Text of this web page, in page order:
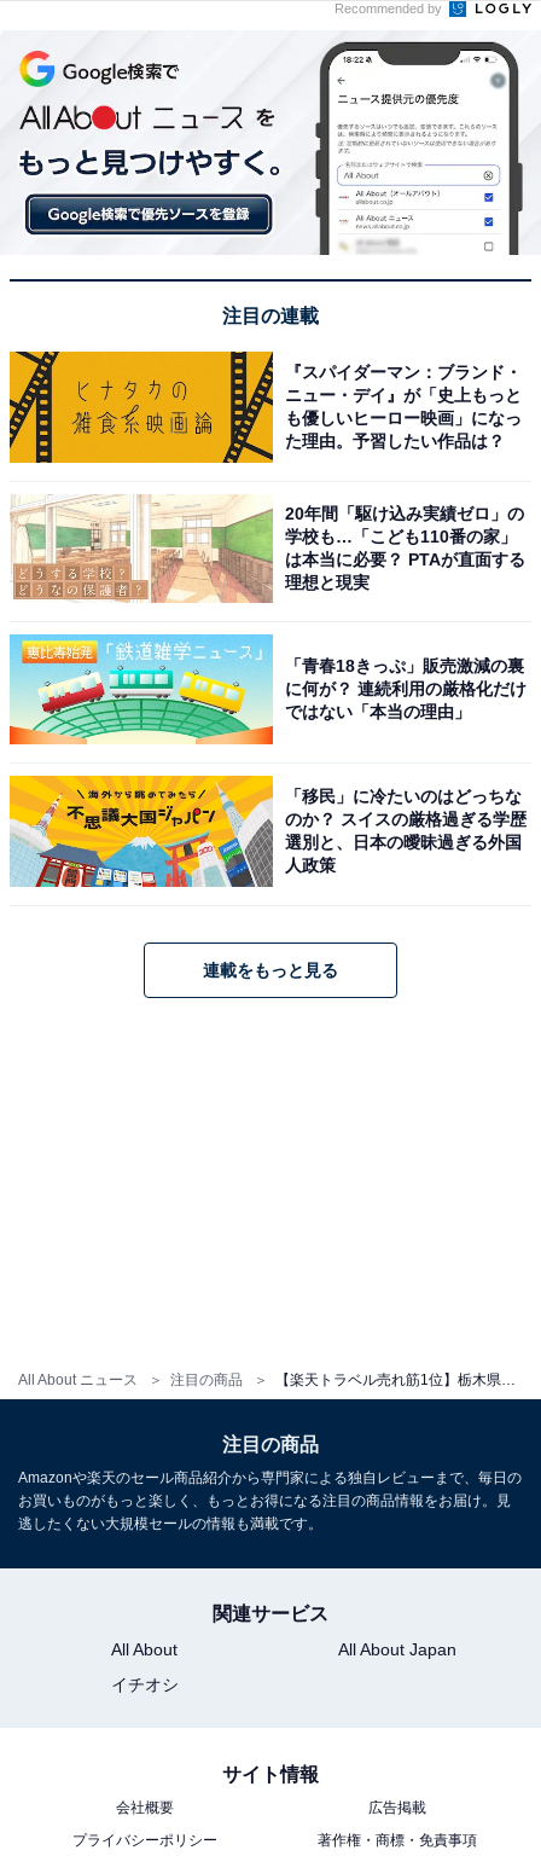
All About ニュース 注目の商品
では、毎月5日・10日・15日・20日・25
日・30日に特別キャンペーンを実施。対象日にエントリ
ー＆予約をすると、宿泊料金が特別価格になるほか、ポ
さらに、キャンペーン対象施設の中には、期間限定のス
ペシャルプランや豪華特典が付く場合もあります。旅行
をお得に楽しみたい方は、ぜひこの機会を活用しましょ
楽天トラベルでキャンペーンを見る
※掲載されている情報は記事公開時のものです。あらか
じめご了承ください。また、記事中の宿泊プランを予約
すると、売上の一部がオールアバウトに還元されること
があります。
この記事の執筆者： All About ニュース 旅行
部
全国の人気ホテルから今泊まりたい宿を厳選してご紹介。日々更新
しか読めない独自コンテンツも充実。編集部員による宿泊レビュー
では、公式Webサイトだけでは分からないリアルな様子を紹介しま
Recommended by
注目の連載
『スパイダーマン：ブランド・
ニュー・デイ』が「史上もっと
も優しいヒーロー映画」になっ
た理由。予習したい作品は？
20年間「駆け込み実績ゼロ」の
学校も…「こども110番の家」
は本当に必要？ PTAが直面する
理想と現実
「青春18きっぷ」販売激減の裏
に何が？ 連続利用の厳格化だけ
ではない「本当の理由」
「移民」に冷たいのはどっちな
のか？ スイスの厳格過ぎる学歴
選別と、日本の曖昧過ぎる外国
人政策
連載をもっと見る
注目の商品
Amazonや楽天のセール商品紹介から専門家による独自レビューまで、毎日の
お買いものがもっと楽しく、もっとお得になる注目の商品情報をお届け。見
逃したくない大規模セールの情報も満載です。
関連サービス
All About
All About Japan
イチオシ
サイト情報
会社概要
広告掲載
プライバシーポリシー
著作権・商標・免責事項